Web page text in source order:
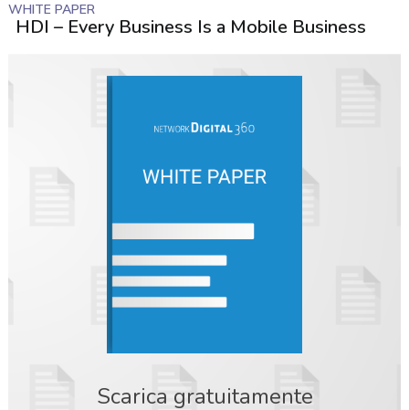
WHITE PAPER
HDI – Every Business Is a Mobile Business
Scarica gratuitamente